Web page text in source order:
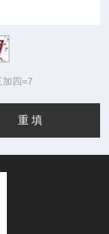
四=7